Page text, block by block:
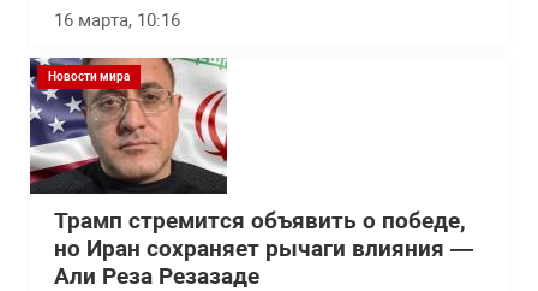
16 марта, 10:16
Новости мира
Трамп стремится объявить о победе,
но Иран сохраняет рычаги влияния —
Али Реза Резазаде